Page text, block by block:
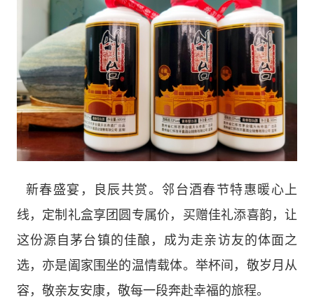
新春盛宴，良辰共赏。邻台酒春节特惠暖心上
线，定制礼盒享团圆专属价，买赠佳礼添喜韵，让
这份源自茅台镇的佳酿，成为走亲访友的体面之
选，亦是阖家围坐的温情载体。举杯间，敬岁月从
容，敬亲友安康，敬每一段奔赴幸福的旅程。